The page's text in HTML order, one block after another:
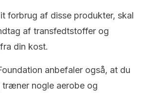
forbrug af disse produkter, skal
af transfedtstoffer og
fra din kost.
anbefaler også, at du
nogle aerobe og